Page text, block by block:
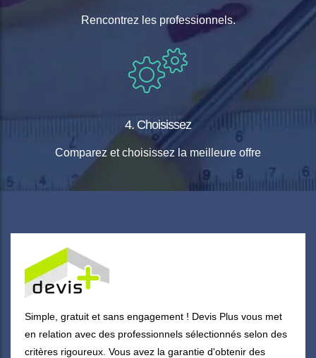
Rencontrez les professionnels.
4. Choisissez
Comparez et choisissez la meilleure offre
Simple, gratuit et sans engagement ! Devis Plus vous met
en relation avec des professionnels sélectionnés selon des
critères rigoureux. Vous avez la garantie d'obtenir des